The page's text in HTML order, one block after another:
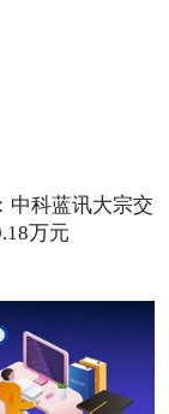
中科蓝讯大宗交
万元